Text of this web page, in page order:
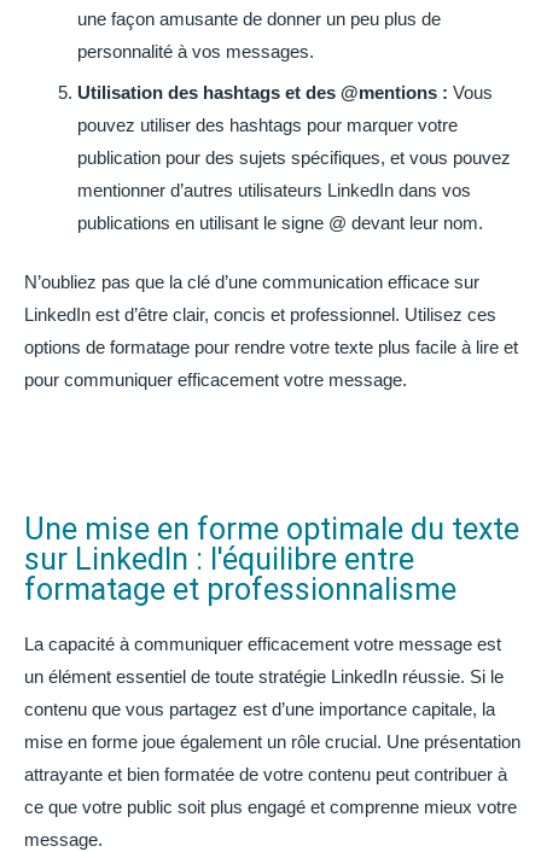
une façon amusante de donner un peu plus de
personnalité à vos messages.
Utilisation des hashtags et des @mentions : Vous
pouvez utiliser des hashtags pour marquer votre
publication pour des sujets spécifiques, et vous pouvez
mentionner d’autres utilisateurs LinkedIn dans vos
publications en utilisant le signe @ devant leur nom.
N’oubliez pas que la clé d’une communication efficace sur
LinkedIn est d’être clair, concis et professionnel. Utilisez ces
options de formatage pour rendre votre texte plus facile à lire et
pour communiquer efficacement votre message.
Une mise en forme optimale du texte
sur LinkedIn : l'équilibre entre
formatage et professionnalisme
La capacité à communiquer efficacement votre message est
un élément essentiel de toute stratégie LinkedIn réussie. Si le
contenu que vous partagez est d’une importance capitale, la
mise en forme joue également un rôle crucial. Une présentation
attrayante et bien formatée de votre contenu peut contribuer à
ce que votre public soit plus engagé et comprenne mieux votre
message.